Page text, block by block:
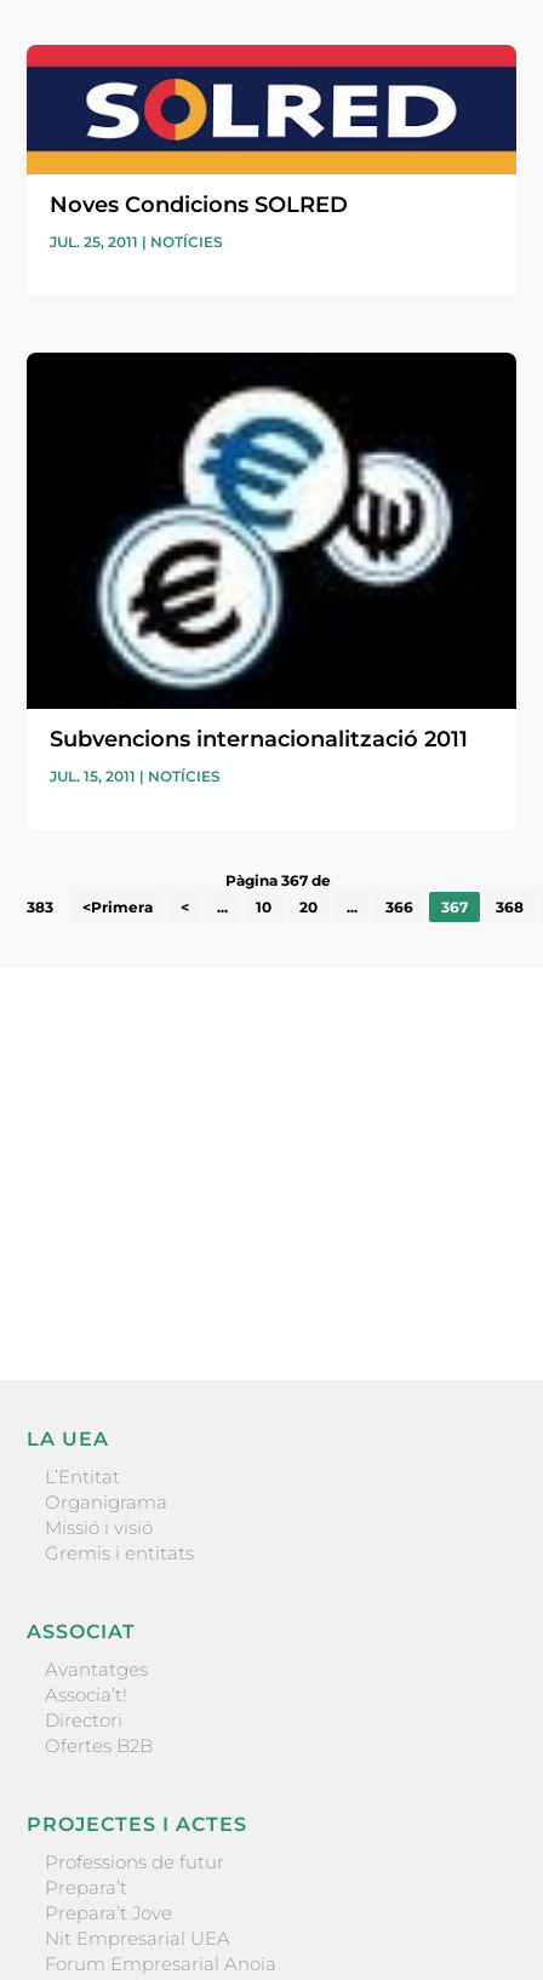
Noves Condicions SOLRED
JUL. 25, 2011 | NOTÍCIES
Subvencions internacionalització 2011
JUL. 15, 2011 | NOTÍCIES
Pàgina 367 de
383
<Primera < ... 10 20 ... 366 367 368
LA UEA
L’Entitat
Organigrama
Missió i visió
Gremis i entitats
ASSOCIAT
Avantatges
Associa’t!
Directori
Ofertes B2B
PROJECTES I ACTES
Professions de futur
Prepara’t
Prepara’t Jove
Nit Empresarial UEA
Forum Empresarial Anoia